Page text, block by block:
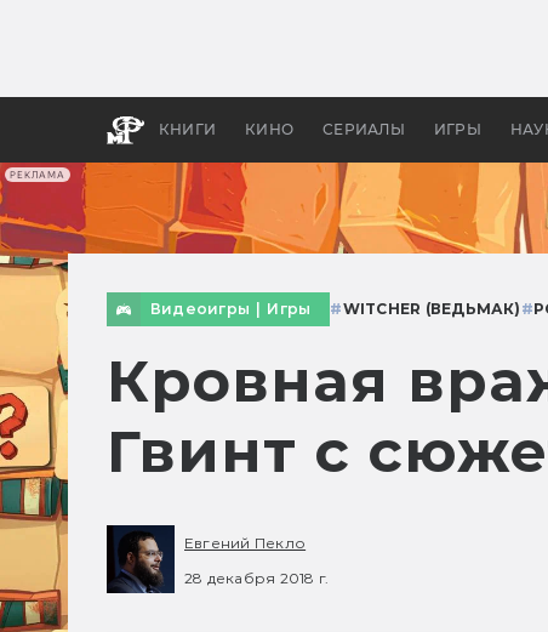
РЕКЛАМА
КНИГИ КИНО СЕРИАЛЫ ИГРЫ
бы
Видеоигры Игры #WITCHER (ВЕДЬМАК) #
Кровная
Гвинт с
Евгений Пекло
28 декабря 2018 г.